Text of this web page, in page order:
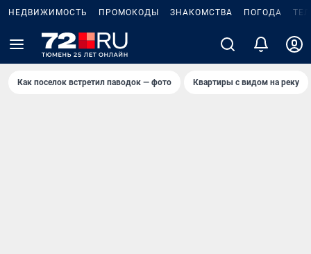
НЕДВИЖИМОСТЬ ПРОМОКОДЫ ЗНАКОМСТВА ПОГОДА
Как поселок встретил паводок — фото Квартиры с видом на реку